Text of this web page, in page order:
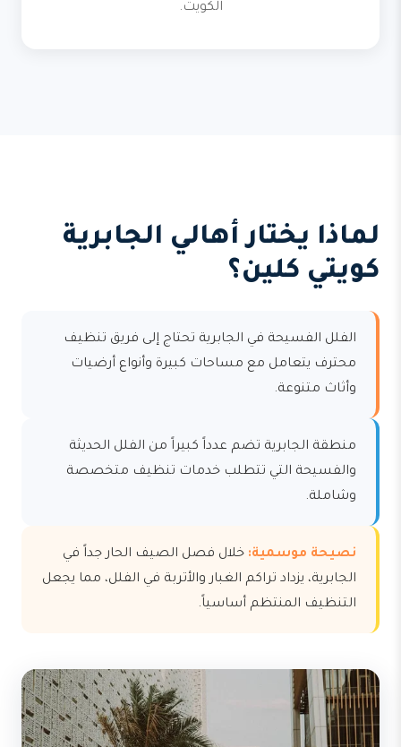
الكويت.
لماذا يختار أهالي الجابرية
كويتي كلين؟
الفلل الفسيحة في الجابرية تحتاج إلى فريق تنظيف
محترف يتعامل مع مساحات كبيرة وأنواع أرضيات
وأثاث متنوعة.
منطقة الجابرية تضم عدداً كبيراً من الفلل الحديثة
والفسيحة التي تتطلب خدمات تنظيف متخصصة
وشاملة.
نصيحة موسمية: خلال فصل الصيف الحار جداً في
الجابرية، يزداد تراكم الغبار والأتربة في الفلل، مما يجعل
التنظيف المنتظم أساسياً.